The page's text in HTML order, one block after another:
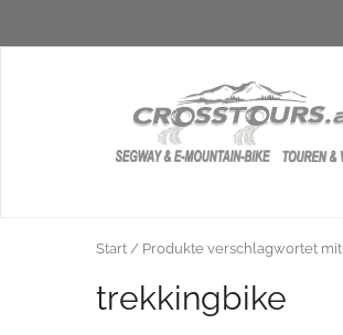
Start / Produkte verschlagwortet mit
trekkingbike